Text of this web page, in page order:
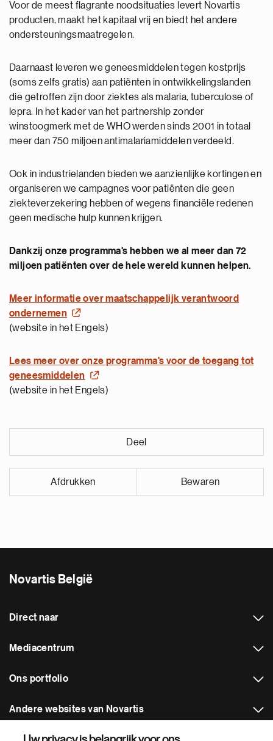
Voor de meest flagrante noodsituaties levert Novartis
producten, maakt het kapitaal vrij en biedt het andere
ondersteuningsmaatregelen.
Daarnaast leveren we geneesmiddelen tegen kostprijs
(soms zelfs gratis) aan patiënten in ontwikkelingslanden
die getroffen zijn door ziektes als malaria, tuberculose of
lepra. In het kader van het partnership zonder
winstoogmerk met de WHO werden sinds 2001 in totaal
meer dan 750 miljoen antimalariamiddelen verdeeld.
Ook in industrielanden bieden we aanzienlijke kortingen en
organiseren we campagnes voor patiënten die geen
ziekteverzekering hebben of wegens financiële redenen
geen medische hulp kunnen krijgen.
Dankzij onze programma's hebben we al meer dan 72
miljoen patiënten over de hele wereld kunnen helpen.
Meer informatie over maatschappelijk verantwoord
ondernemen
(website in het Engels)
Lees meer over onze programma's voor de toegang tot
geneesmiddelen
(website in het Engels)
Deel
Afdrukken Bewaren
Novartis België
Direct naar
Mediacentrum
Ons portfolio
Andere websites van Novartis